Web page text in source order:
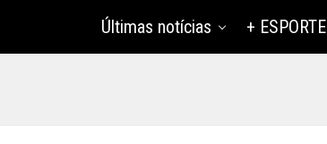
Últimas notícias + ESPORTE